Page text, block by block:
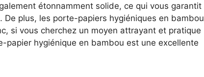
étonnamment solide, ce qui vous garantit
plus, les porte-papiers hygiéniques en bambou
si vous cherchez un moyen attrayant et pratique
hygiénique en bambou est une excellente